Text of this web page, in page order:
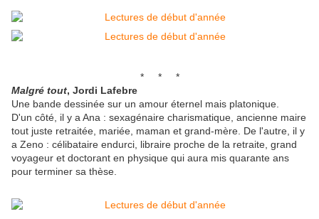
* * *
Malgré tout, Jordi Lafebre
Une bande dessinée sur un amour éternel mais platonique.
D'un côté, il y a Ana : sexagénaire charismatique, ancienne maire
tout juste retraitée, mariée, maman et grand-mère. De l'autre, il y
a Zeno : célibataire endurci, libraire proche de la retraite, grand
voyageur et doctorant en physique qui aura mis quarante ans
pour terminer sa thèse.